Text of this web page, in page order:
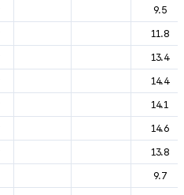
9.5
11.8
13.4
14.4
14.1
14.6
13.8
9.7